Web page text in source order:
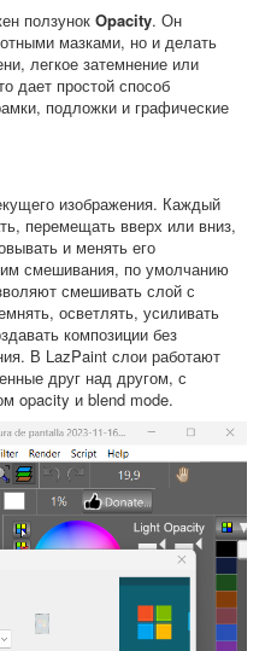
ползунок Opacity. Он
мазками, но и делать
легкое затемнение или
дает простой способ
подложки и графические
изображения. Каждый
перемещать вверх или вниз,
и менять его
смешивания, по умолчанию
смешивать слой с
осветлять, усиливать
композиции без
В LazPaint слои работают
друг над другом, с
opacity и blend mode.